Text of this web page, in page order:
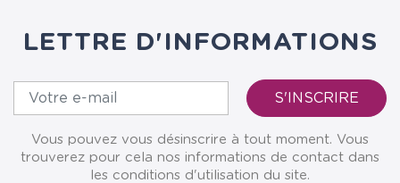
LETTRE D'INFORMATIONS
Vous pouvez vous désinscrire à tout moment. Vous
trouverez pour cela nos informations de contact dans
les conditions d'utilisation du site.